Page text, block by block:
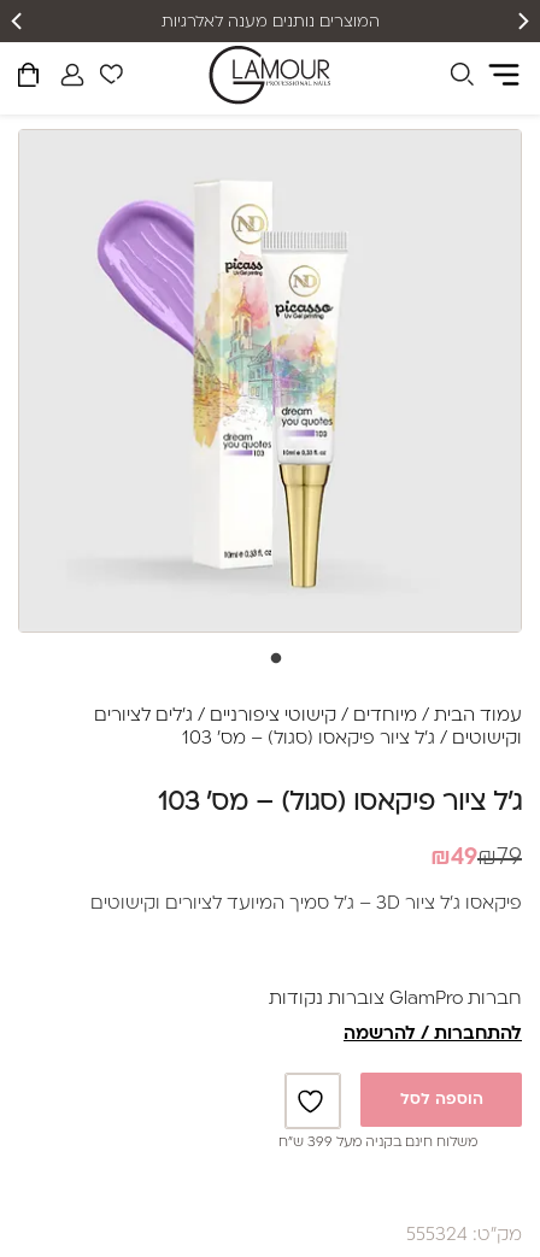
המוצרים נותנים מענה לאלרגיות
עמוד הבית / מיוחדים / קישוטי ציפורניים / ג'לים לציורים
וקישוטים / ג'ל ציור פיקאסו (סגול) – מס' 103
ג'ל ציור פיקאסו (סגול) – מס' 103
₪79
המחיר
היה:
₪49
המחיר
הוא:
פיקאסו ג'ל ציור 3D – ג'ל סמיך המיועד לציורים וקישוטים
חברות GlamPro צוברות נקודות
להתחברות / להרשמה
הוספה לסל
משלוח חינם בקניה מעל 399 ש”ח
מק"ט: 555324